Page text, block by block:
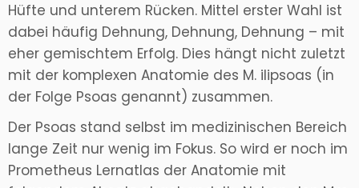
Hüfte und unterem Rücken. Mittel erster Wahl ist
dabei häufig Dehnung, Dehnung, Dehnung – mit
eher gemischtem Erfolg. Dies hängt nicht zuletzt
mit der komplexen Anatomie des M. ilipsoas (in
der Folge Psoas genannt) zusammen.
Der Psoas stand selbst im medizinischen Bereich
lange Zeit nur wenig im Fokus. So wird er noch im
Prometheus Lernatlas der Anatomie mit